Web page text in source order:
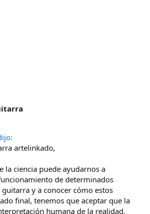
artelinkado,
la ciencia puede ayudarnos a
de determinados
y a conocer cómo estos
final, tenemos que aceptar que la
humana de la realidad,